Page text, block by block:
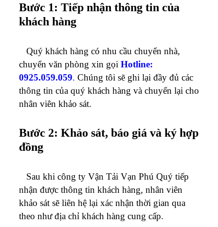
Bước 1: Tiếp nhận thông tin của
khách hàng
Quý khách hàng có nhu cầu chuyển nhà,
chuyển văn phòng xin gọi Hotline:
0925.059.059. Chúng tôi sẽ ghi lại đầy đủ các
thông tin của quý khách hàng và chuyển lại cho
nhân viên khảo sát.
Bước 2: Khảo sát, báo giá và ký hợp
đồng
Sau khi công ty Vận Tải Vạn Phú Quý tiếp
nhận được thông tin khách hàng, nhân viên
khảo sát sẽ liên hệ lại xác nhận thời gian qua
theo như địa chỉ khách hàng cung cấp.